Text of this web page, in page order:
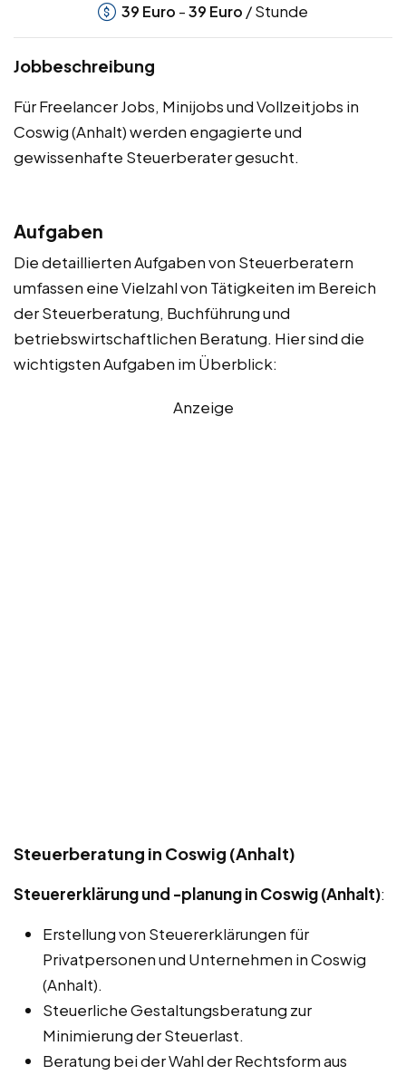
39 Euro -39 Euro / Stunde
Jobbeschreibung
Für Freelancer Jobs, Minijobs und Vollzeitjobs in
Coswig (Anhalt) werden engagierte und
gewissenhafte Steuerberater gesucht.
Aufgaben
Die detaillierten Aufgaben von Steuerberatern
umfassen eine Vielzahl von Tätigkeiten im Bereich
der Steuerberatung, Buchführung und
betriebswirtschaftlichen Beratung. Hier sind die
wichtigsten Aufgaben im Überblick:
Anzeige
Steuerberatung in Coswig (Anhalt)
Steuererklärung und -planung in Coswig (Anhalt):
Erstellung von Steuererklärungen für
Privatpersonen und Unternehmen in Coswig
(Anhalt).
Steuerliche Gestaltungsberatung zur
Minimierung der Steuerlast.
Beratung bei der Wahl der Rechtsform aus